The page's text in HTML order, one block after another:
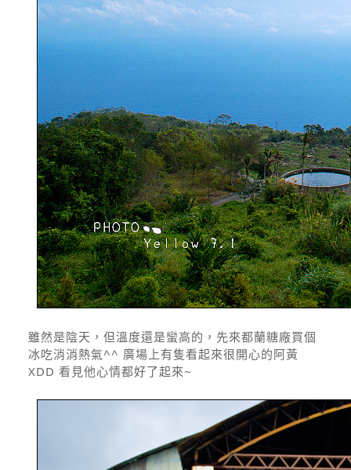
雖然是陰天，但溫度還是蠻高的，先來都蘭糖廠買個
冰吃消消熱氣^^ 廣場上有隻看起來很開心的阿黃
XDD 看見他心情都好了起來~